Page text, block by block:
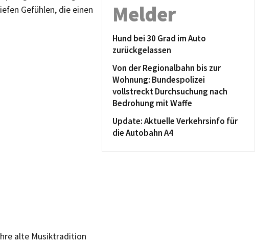
Gefühlen, die einen
alte Musiktradition
Melder
Hund bei 30 Grad im Auto
zurückgelassen
Von der Regionalbahn bis zur
Wohnung: Bundespolizei
vollstreckt Durchsuchung nach
Bedrohung mit Waffe
Update: Aktuelle Verkehrsinfo für
die Autobahn A4